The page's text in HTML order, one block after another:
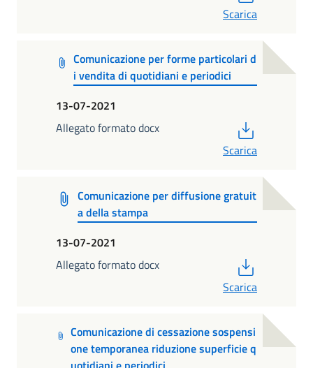
Scarica
Comunicazione per forme particolari d
i vendita di quotidiani e periodici
13-07-2021
Allegato formato docx
Scarica
Comunicazione per diffusione gratuit
a della stampa
13-07-2021
Allegato formato docx
Scarica
Comunicazione di cessazione sospensi
one temporanea riduzione superficie q